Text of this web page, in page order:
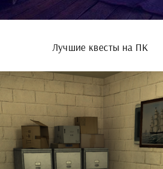
Лучшие квесты на ПК